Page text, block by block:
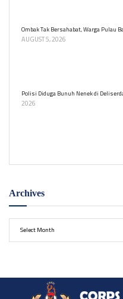
Ombak Tak Bersahabat, Warga Pulau
AUGUST 5, 2026
Polisi Diduga Bunuh Nenek di
2026
Archives
Archives